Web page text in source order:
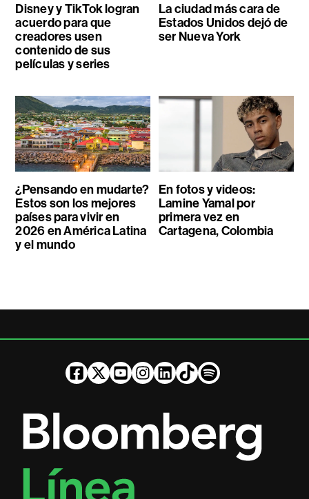
Disney y TikTok logran
acuerdo para que
creadores usen
contenido de sus
películas y series
La ciudad más cara de
Estados Unidos dejó de
ser Nueva York
¿Pensando en mudarte?
Estos son los mejores
países para vivir en
2026 en América Latina
y el mundo
En fotos y videos:
Lamine Yamal por
primera vez en
Cartagena, Colombia